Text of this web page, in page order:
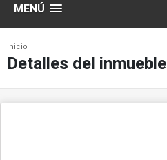
MENÚ
Inicio
Detalles del inmueble